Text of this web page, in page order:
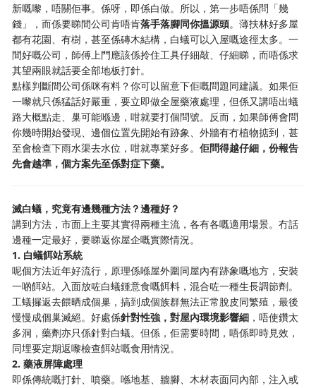
新嘅嚟，唔關佢事。係呀，即係白做。所以，第一步唔係問「幾
錢」，而係要睇間公司肯唔肯落手落腳同你搵源頭。薄扶林好多屋
都有花園、有樹，甚至係磚木結構，白蟻可以入屋嘅途徑太多。一
間好嘅公司，師傅上門應該係拎住工具仔細敲、仔細睇，而唔係求
其望兩眼就話要全部地板打針。
點樣判斷間公司係咪有料？你可以留意下佢嘅問題同建議。如果佢
一嚟就只係猛話好嚴重，要立即做全屋藥液處理，但係又講唔出蟻
路大概點走、巢可能喺邊，咁就要打個問號。反而，如果師傅會問
你幾時開始發現、邊個位置先開始有跡象、外牆有冇植物掂到，甚
至會檢查下雨水渠去水位，咁就專業好多。佢問得越仔細，份報告
先會越準，個方案先至係對症下藥。
滅白蟻，究竟有邊幾種方法？邊種好？
講到方法，市面上主要其實得兩種主流，各有各嘅適用場景。冇話
邊種一定最好，要睇返你屋企嘅實際情況。
1. 白蟻餌站系統
呢個方法近年好流行，原理係喺屋外圍同屋內有跡象嘅地方，安裝
一啲餌站。入面放咗白蟻鍾意食嘅餌料，混合咗一種生長調節劑。
工蟻攞返去餵晒成個巢，搞到成個族群無法正常脫皮同繁殖，最後
慢慢成個巢滅絕。好處係針對性強，對屋內環境影響細 ，唔使鑽太
多洞，藥劑亦只係針對白蟻。但係，佢需要時間，唔係即時見效，
同埋要定期返嚟檢查餌站嘅食用情況。
2. 藥液屏障處理
即係傳統嘅打針、噴藥。喺地基、牆腳、木材表面同內部，注入或